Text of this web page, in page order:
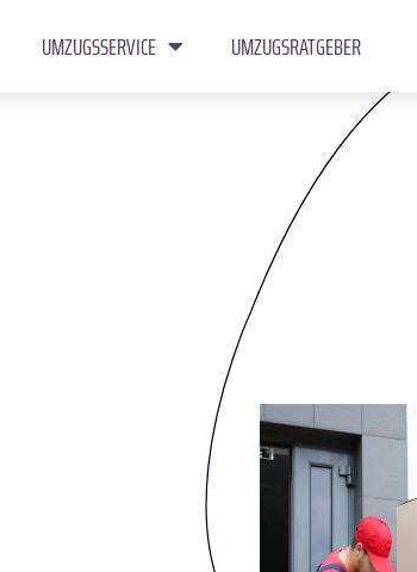
UMZUGSSERVICE UMZUGSRATGEBER